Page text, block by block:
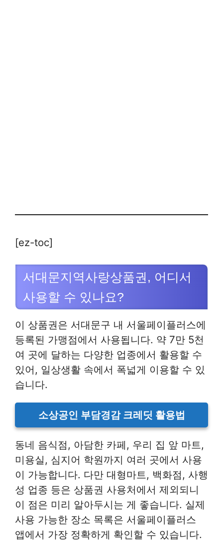
[ez-toc]
서대문지역사랑상품권, 어디서
사용할 수 있나요?
이 상품권은 서대문구 내 서울페이플러스에
등록된 가맹점에서 사용됩니다. 약 7만 5천
여 곳에 달하는 다양한 업종에서 활용할 수
있어, 일상생활 속에서 폭넓게 이용할 수 있
습니다.
소상공인 부담경감 크레딧 활용법
동네 음식점, 아담한 카페, 우리 집 앞 마트,
미용실, 심지어 학원까지 여러 곳에서 사용
이 가능합니다. 다만 대형마트, 백화점, 사행
성 업종 등은 상품권 사용처에서 제외되니
이 점은 미리 알아두시는 게 좋습니다. 실제
사용 가능한 장소 목록은 서울페이플러스
앱에서 가장 정확하게 확인할 수 있습니다.